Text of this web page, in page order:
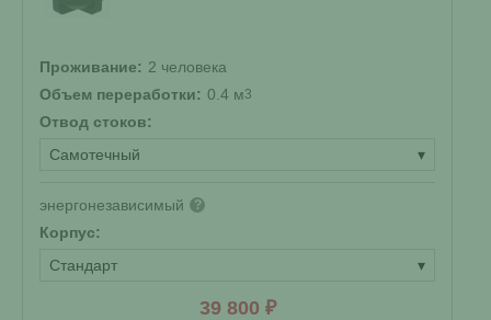
Проживание: 2 человека
Объем переработки: 0.4 м3
Отвод стоков:
Самотечный
▾
энергонезависимый ?
Корпус:
Стандарт
▾
39 800 ₽